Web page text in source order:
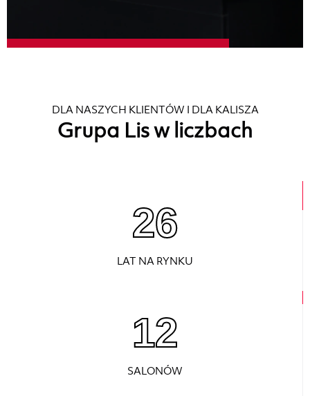
DLA NASZYCH KLIENTÓW I DLA KALISZA
Grupa Lis w liczbach
26
LAT NA RYNKU
12
SALONÓW